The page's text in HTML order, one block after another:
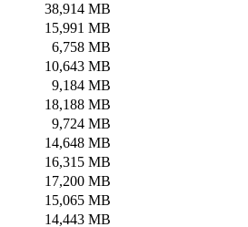
38,914 MB
15,991 MB
6,758 MB
10,643 MB
9,184 MB
18,188 MB
9,724 MB
14,648 MB
16,315 MB
17,200 MB
15,065 MB
14,443 MB